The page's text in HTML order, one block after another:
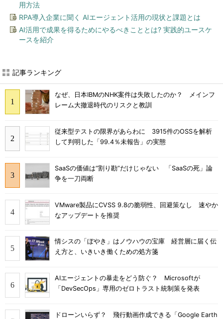
用方法
RPA導入企業に聞く AIエージェント活用の現状と課題とは
AI活用で成果を得るためにやるべきこととは? 実践的ユースケ
ースを紹介
記事ランキング
なぜ、日本IBMのNHK案件は失敗したのか？ メインフ
レーム大撤退時代のリスクと教訓
従来型テストの限界があらわに 3915件のOSSを解析
して判明した「99.4％未報告」の実態
SaaSの価値は“割り勘”だけじゃない 「SaaSの死」論
争を一刀両断
VMware製品にCVSS 9.8の脆弱性、回避策なし 速やか
なアップデートを推奨
情シスの「ぼやき」はノウハウの宝庫 経営層に届く伝
え方と、いきいき働くための処方箋
AIエージェントの暴走をどう防ぐ？ Microsoftが
「DevSecOps」専用のゼロトラスト統制策を発表
ドローンいらず？ 飛行動画作成できる「Google Earth